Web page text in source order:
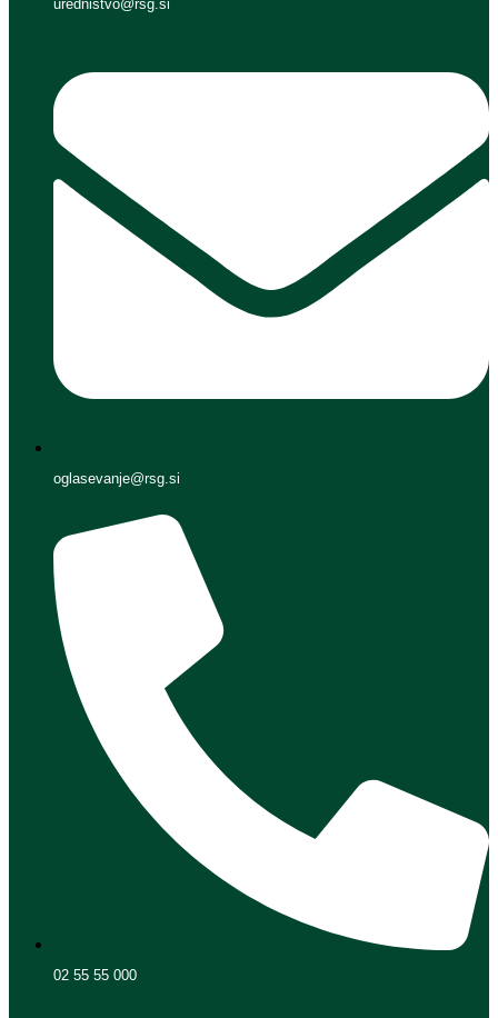
urednistvo@rsg.si
oglasevanje@rsg.si
02 55 55 000